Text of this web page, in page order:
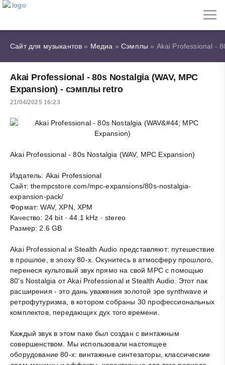
Сайт для музыкантов » Медиа »Сэмплы » Akai Professional -
Akai Professional - 80s Nostalgia (WAV, MPC
Expansion) - сэмплы retro
21/04/2025 16:23
Akai Professional - 80s Nostalgia (WAV, MPC Expansion)
Издатель: Akai Professional
Сайт: thempcstore.com/mpc-expansions/80s-nostalgia-
expansion-pack/
Формат: WAV, XPN, XPM
Качество: 24 bit · 44.1 kHz · stereo
Размер: 2.6 GB
Akai Professional и Stealth Audio представляют: путешествие
в прошлое, в эпоху 80-х. Окунитесь в атмосферу прошлого,
перенеся культовый звук прямо на свой MPC с помощью
80's Nostalgia от Akai Professional и Stealth Audio. Этот пак
расширения - это дань уважения золотой эре synthwave и
ретрофутуризма, в котором собраны 30 профессиональных
комплектов, передающих дух того времени.
Каждый звук в этом пакебыл создан с винтажным
совершенством. Мы использовали настоящее
оборудование 80-х: винтажные синтезаторы, классические